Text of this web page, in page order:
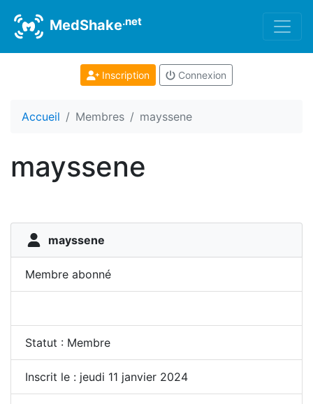
MedShake.net
Inscription Connexion
Accueil Membres mayssene
mayssene
mayssene
Membre abonné
Statut : Membre
Inscrit le : jeudi 11 janvier 2024